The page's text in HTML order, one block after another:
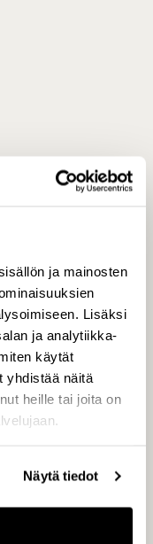
ja mainosten
Lisäksi
ja analytiikka-
käytät
yhdistää näitä
heille tai joita on
Näytä tiedot